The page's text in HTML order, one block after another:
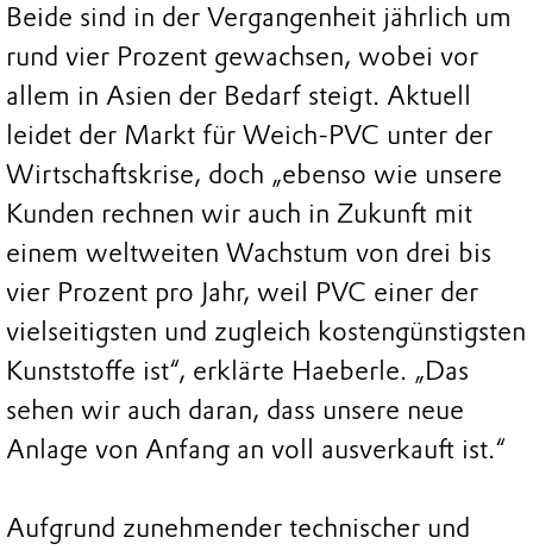
Beide sind in der Vergangenheit jährlich um
rund vier Prozent gewachsen, wobei vor
allem in Asien der Bedarf steigt. Aktuell
leidet der Markt für Weich-PVC unter der
Wirtschaftskrise, doch „ebenso wie unsere
Kunden rechnen wir auch in Zukunft mit
einem weltweiten Wachstum von drei bis
vier Prozent pro Jahr, weil PVC einer der
vielseitigsten und zugleich kostengünstigsten
Kunststoffe ist“, erklärte Haeberle. „Das
sehen wir auch daran, dass unsere neue
Anlage von Anfang an voll ausverkauft ist.“
Aufgrund zunehmender technischer und